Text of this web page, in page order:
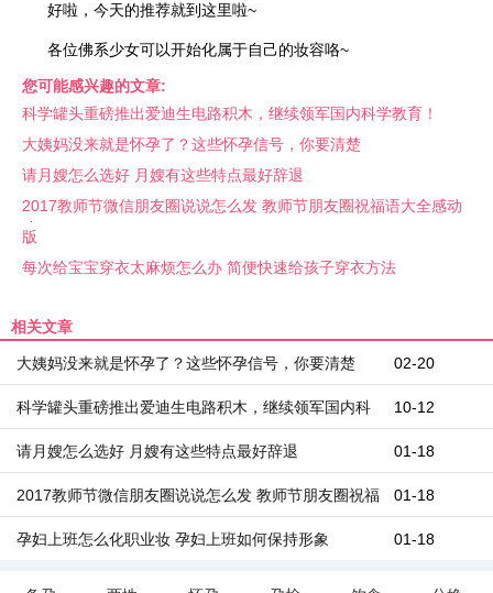
好啦，今天的推荐就到这里啦~
各位佛系少女可以开始化属于自己的妆容咯~
您可能感兴趣的文章:
科学罐头重磅推出爱迪生电路积木，继续领军国内科学教育！
大姨妈没来就是怀孕了？这些怀孕信号，你要清楚
请月嫂怎么选好 月嫂有这些特点最好辞退
2017教师节微信朋友圈说说怎么发 教师节朋友圈祝福语大全感动
版
每次给宝宝穿衣太麻烦怎么办 简便快速给孩子穿衣方法
相关文章
02-20
大姨妈没来就是怀孕了？这些怀孕信号，你要清楚
10-12
科学罐头重磅推出爱迪生电路积木，继续领军国内科
学教育！ 01-18
请月嫂怎么选好 月嫂有这些特点最好辞退
01-18
2017教师节微信朋友圈说说怎么发 教师节朋友圈祝福
语大全感动版 01-18
孕妇上班怎么化职业妆 孕妇上班如何保持形象